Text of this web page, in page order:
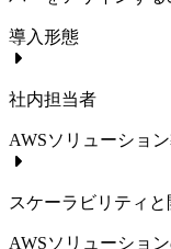
導入形態
社内担当者
AWSソリューション
スケーラビリティ
AWSソリューション